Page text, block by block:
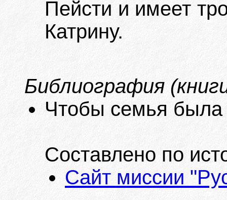
Пейсти и имеет
Катрину.
Библиография
Чтобы семья была
Составлено по
Сайт миссии